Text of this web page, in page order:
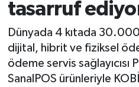
tasarruf
Dünyada 4 kıtada
dijital, hibrit ve fiziksel
ödeme servis sağlayıcısı
SanalPOS ürünleriyle
GÜNCEL
HABERLER
KAPAK